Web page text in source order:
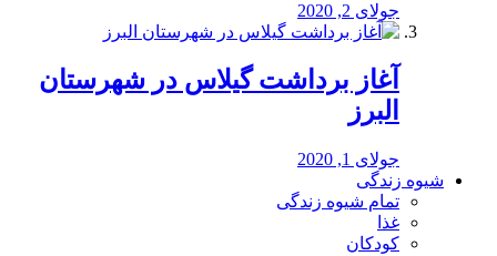
جولای 2, 2020
آغاز برداشت گیلاس در شهرستان
البرز
جولای 1, 2020
شیوه زندگی
تمام شیوه زندگی
غذا
کودکان